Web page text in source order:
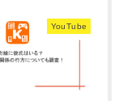
YouTube